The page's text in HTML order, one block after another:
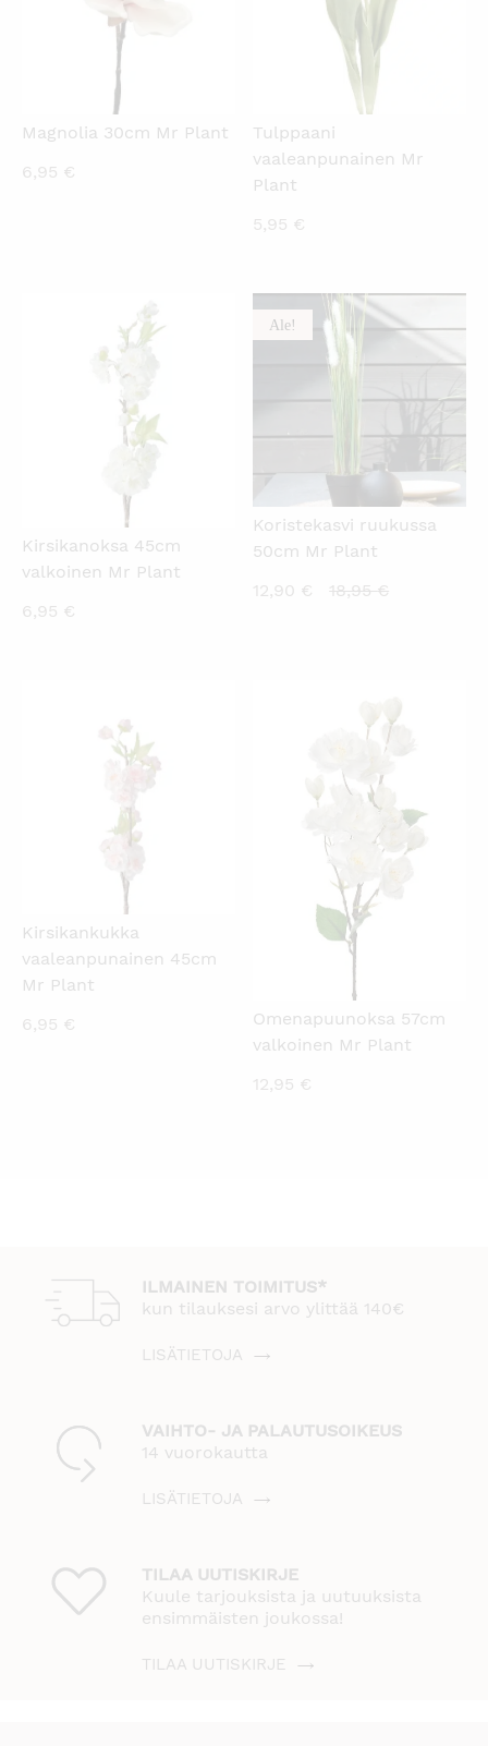
Magnolia 30cm Mr Plant
6,95 €
Tulppaani
vaaleanpunainen Mr
Plant
5,95 €
KATSO PIKANÄKYMÄ
Kirsikanoksa 45cm
valkoinen Mr Plant
6,95 €
Ale! KATSO PIKANÄKYMÄ
Koristekasvi ruukussa
50cm Mr Plant
12,90 €
Nykyinen
18,95€
Kirsikankukka
vaaleanpunainen 45cm
Mr Plant
6,95 €
Omenapuunoksa 57cm
valkoinen Mr Plant
12,95 €
ILMAINEN TOIMITUS*
kun tilauksesi arvo ylittää 140€
LISÄTIETOJA
VAIHTO- JA PALAUTUSOIKEUS
14 vuorokautta
LISÄTIETOJA
TILAA UUTISKIRJE
Kuule tarjouksista ja uutuuksista
ensimmäisten joukossa!
TILAA UUTISKIRJE